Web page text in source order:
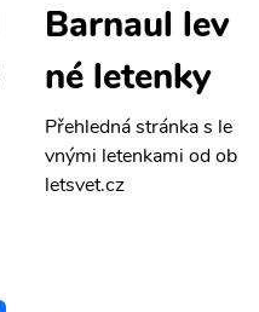
Barnaul lev
né letenky
Přehledná stránka s le
vnými letenkami od ob
letsvet.cz